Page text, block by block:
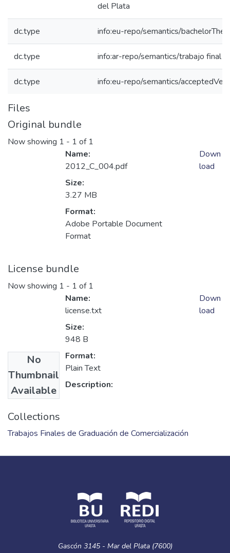
del Plata
dc.type info:eu-repo/semantics/
dc.type info:ar-repo/semantics/trabajo final
dc.type info:eu-repo/semantics/
Files
Original bundle
Now showing 1 - 1 of 1
Name:
2012_C_004.pdf
Size:
3.27 MB
Format:
Adobe Portable Document
Format
Down
load
License bundle
Now showing 1 - 1 of 1
No
Thumbnail
Available
Name:
license.txt
Size:
948 B
Format:
Plain Text
Description:
Down
load
Collections
Trabajos Finales de Graduación de Comercialización
Gascón 3145 - Mar del Plata (7600)